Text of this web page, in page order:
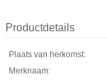
Productdetails
Plaats van herkomst:
Merknaam: